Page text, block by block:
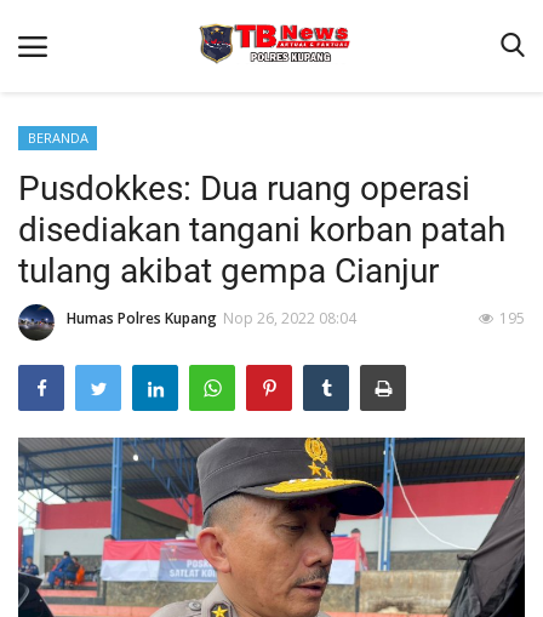
Beranda
Terms & Conditions
Reskrim
Binkam
Giat Ops
Lantas
Jurnal Kamtibmas
Satwil
BERANDA
Pusdokkes: Dua ruang operasi
disediakan tangani korban patah
tulang akibat gempa Cianjur
Humas Polres Kupang Nop 26, 2022 08:04 195